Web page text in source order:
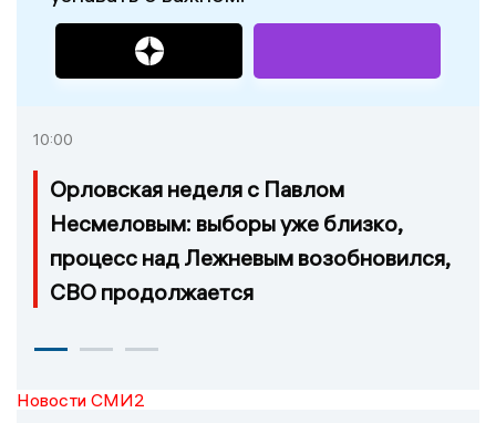
10:00
Орловская неделя с Павлом
Несмеловым: выборы уже близко,
процесс над Лежневым возобновился,
СВО продолжается
Новости СМИ2